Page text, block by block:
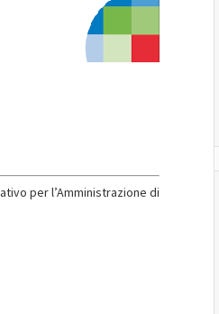
per l’Amministrazione di